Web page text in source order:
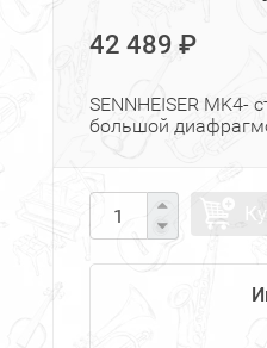
42 489 ₽
SENNHEISER
большой